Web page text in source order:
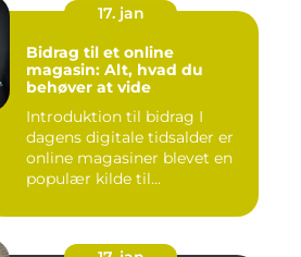
17. jan
Bidrag til et online
magasin: Alt, hvad du
behøver at vide
Introduktion til bidrag I
dagens digitale tidsalder er
online magasiner blevet en
populær kilde til...